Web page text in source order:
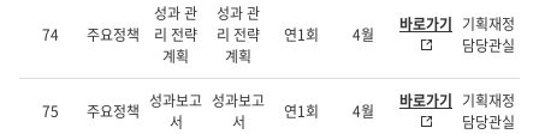
74 주요정책
성과 관
리 전략
계획
성과 관
리 전략
계획
연1회 4월 바로가기 기획재정
담당관실
75 주요정책 성과보고
서
성과보고
서
연1회 4월 바로가기 기획재정
담당관실